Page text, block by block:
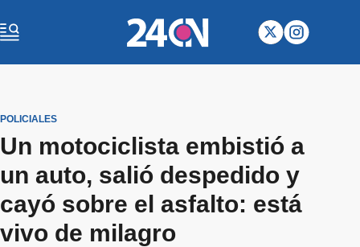
POLICIALES
Un motociclista embistió a
un auto, salió despedido y
cayó sobre el asfalto: está
vivo de milagro